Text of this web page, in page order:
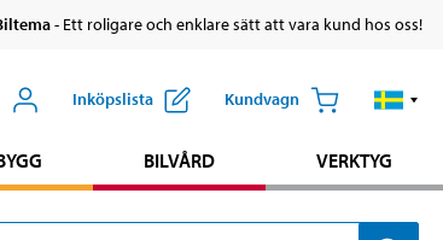
- Ett roligare och enklare sätt att vara kund hos oss!
Inköpslista Kundvagn
BILVÅRD VERKTYG